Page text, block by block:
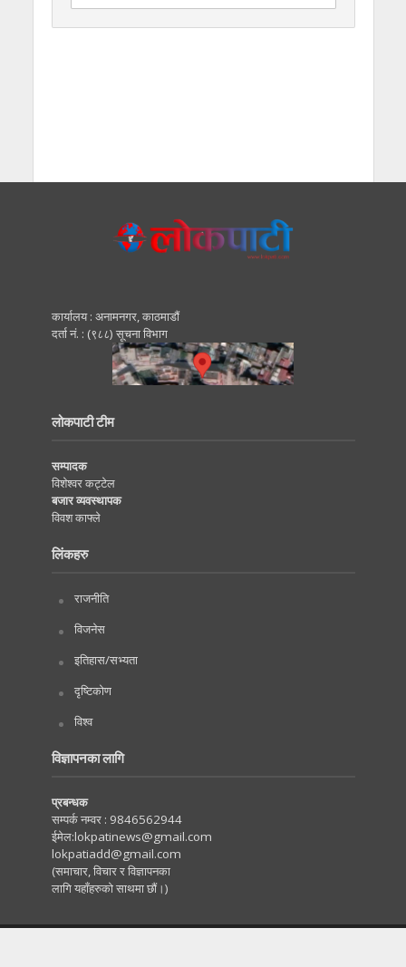
कार्यालय : अनामनगर, काठमाडाैं
दर्ता नं. : (९८८) सूचना विभाग
लोकपाटी टीम
सम्पादक
विशेश्वर कट्टेल
बजार व्यवस्थापक
विवश काफ्ले
लिंकहरु
राजनीति
विजनेस
इतिहास/सभ्यता
दृष्टिकोण
विश्व
विज्ञापनका लागि
प्रबन्धक
सम्पर्क नम्वर : 9846562944
ईमेल:lokpatinews@gmail.com
lokpatiadd@gmail.com
(समाचार, विचार र विज्ञापनका
लागि यहाँहरुको साथमा छौं।)